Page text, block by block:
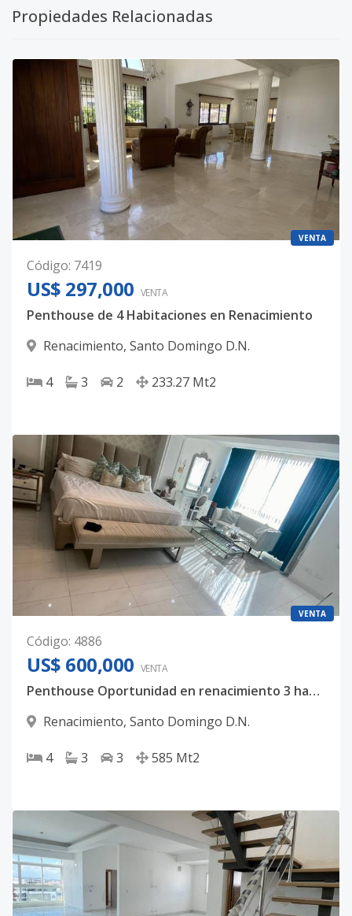
Propiedades Relacionadas
VENTA
Código: 7419
US$ 297,000 VENTA
Penthouse de 4 Habitaciones en Renacimiento
Renacimiento, Santo Domingo D.N.
4 3 2 233.27 Mt2
VENTA
Código: 4886
US$ 600,000 VENTA
Penthouse Oportunidad en renacimiento 3 habitaciones
Renacimiento, Santo Domingo D.N.
4 3 3 585 Mt2